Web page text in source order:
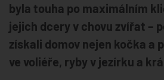
byla touha po maximálním
jejich dcery v chovu zvířat –
získali domov nejen kočka a
ve voliéře, ryby v jezírku a